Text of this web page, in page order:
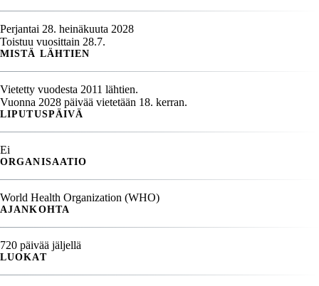
Perjantai 28. heinäkuuta 2028
Toistuu vuosittain 28.7.
MISTÄ LÄHTIEN
Vietetty vuodesta 2011 lähtien.
Vuonna 2028 päivää vietetään 18. kerran.
LIPUTUSPÄIVÄ
Ei
ORGANISAATIO
World Health Organization (WHO)
AJANKOHTA
720 päivää jäljellä
LUOKAT